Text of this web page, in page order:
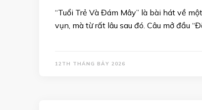
“Tuổi Trẻ Và Đám Mây” là bài hát về
vụn, mà từ rất lâu sau đó. Câu mở đầu
12TH THÁNG BẢY 2026